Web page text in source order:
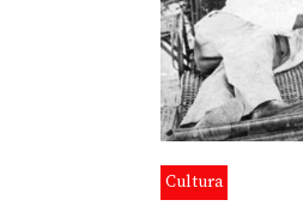
Cultura